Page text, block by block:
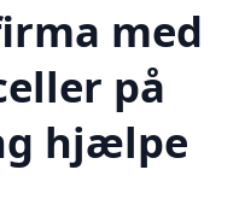
med
på
hjælpe